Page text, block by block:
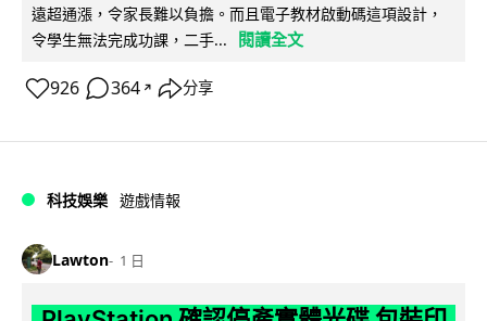
遠超通漲，令家長難以負擔。而且電子教材啟動碼這項設計，
令學生無法完成功課，二手...
閱讀全文
926 364 ↗ 分享
科技娛樂 遊戲情報
Lawton 1 日